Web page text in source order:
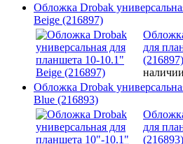
Обложка Drobak
Beige (216897)
для
(216897)
наличии
Обложка Drobak
Blue (216893)
для
(216893)